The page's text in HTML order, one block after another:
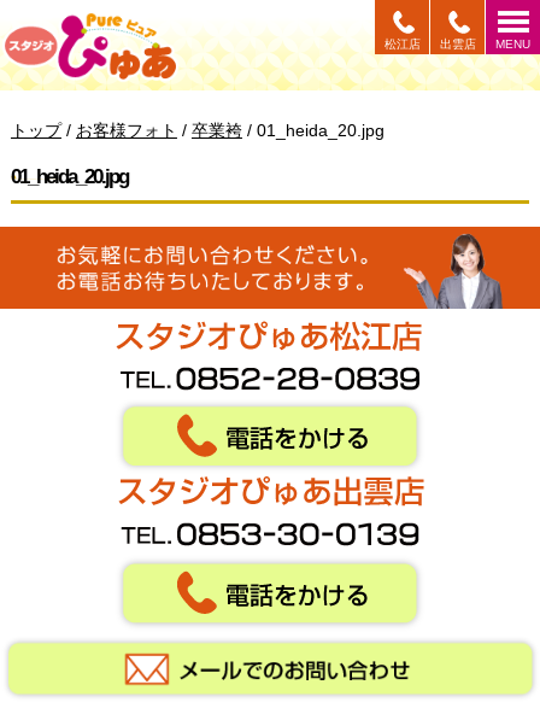
このページの本文へ
MENU
出雲店
松江店
現
の
トップ/ お客様フォト / 卒業袴/ 01_heida_20.jpg
01_heida_20.jpg